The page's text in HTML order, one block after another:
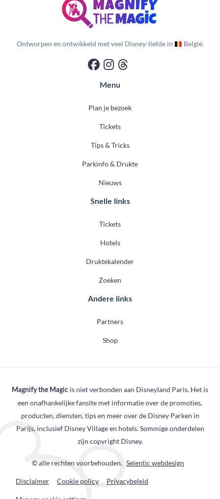
Ontworpen en ontwikkeld met veel Disney-liefde in België.
Menu
Plan je bezoek
Tickets
Tips & Tricks
Parkinfo & Drukte
Nieuws
Snelle links
Tickets
Hotels
Druktekalender
Zoeken
Andere links
Partners
Shop
Magnify the Magic is niet verbonden aan Disneyland Paris. Het is
een onafhankelijke fansite met informatie over de promoties,
producten, diensten, tips en meer over de Disney Parken in
Parijs, inclusief Disney Village en hotels. Sommige onderdelen
zijn copyright Disney.
© alle rechten voorbehouden. Selentic webdesign
Disclaimer Cookie policy Privacybeleid